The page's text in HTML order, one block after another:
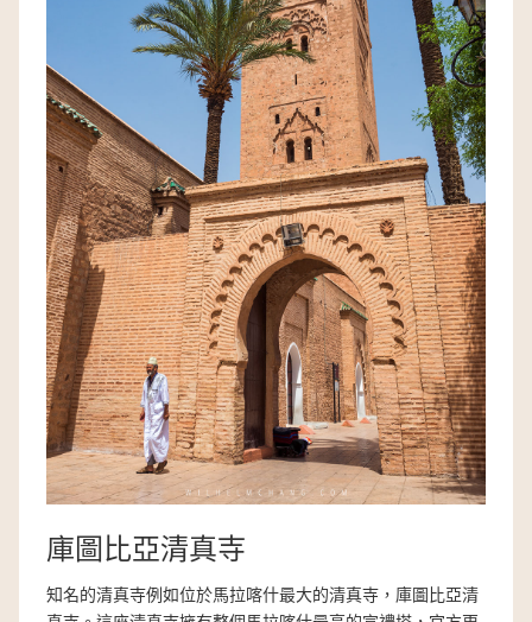
庫圖比亞清真寺
知名的清真寺例如位於馬拉喀什最大的清真寺，庫圖比亞清